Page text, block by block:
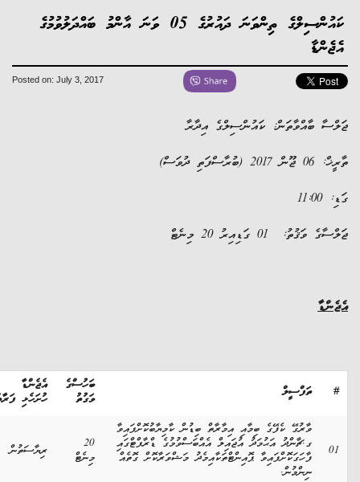
ކައުންސިލްގެ ތިންވަނަ ދައުރުގެ 05 ވަނަ އާންމު ބައްދަލުވުމުގެ
އެޖެންޑާ
Posted on: July 3, 2017
ބާއްވާތަން: ކައުންސިލްގެ އިދާރާ
06 ޖޫން 2017 (ބުރާސްފަތި ދުވަސް)
11:00
ވަޤުތު: 01 ގަޑިއިރު 20 މިނެޓް
ތަފްސީލް
ބަހުސްގެ
ވަގުތު
އެޖެންޑާ
ހުށަހެޅި ފަރާތް
ވާރުގޭ ކެފޭގެ ބިމާއި އިމާރާތް ބިޑުން ކާމިޔާބުކޮށްފައިވާ
ގ.ޗާންދު އަޙުމަދު އުޖައިލް އެއްބަސްވުމުގެ ޑްރާފްޓްގައި
ފާހަގަކޮށްފައިވާ ޕޮއިންޓްތަކާއިމެދު މަޝްވަރާކޮށް ގޮތެއް
ނިންމުން.
މިނެޓް
ރިޔާސަތުން